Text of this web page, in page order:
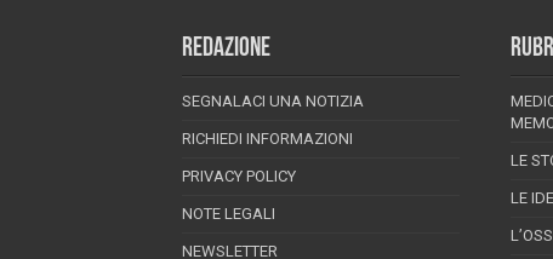
REDAZIONE
SEGNALACI UNA NOTIZIA
RICHIEDI INFORMAZIONI
PRIVACY POLICY
NOTE LEGALI
NEWSLETTER
LE
LE